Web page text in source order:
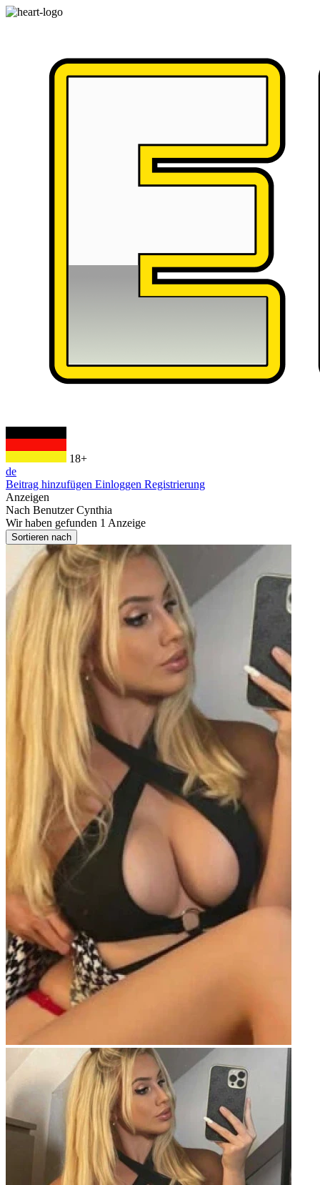
18+
de
Beitrag hinzufügen Einloggen Registrierung
Anzeigen
Nach BenutzerCynthia
Wir haben gefunden 1 Anzeige
Sortieren nach